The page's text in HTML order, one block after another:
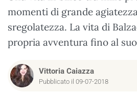
momenti di grande
sregolatezza. La vita di
propria avventura fino al
Vittoria Caiazza
Pubblicato il 09-07-2018